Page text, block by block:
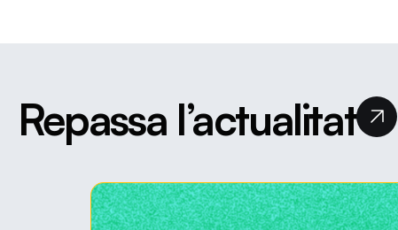
Repassa l’actualitat